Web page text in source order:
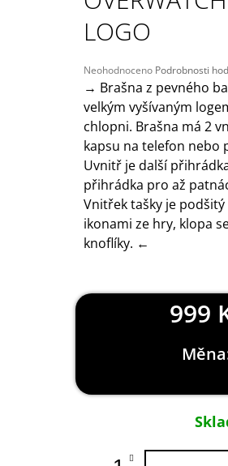
LOGO
Průměrné
hodnocení
produktu
je
0,0
z
hvězdiček.
Neohodnoceno Podrobnosti
→ Brašna z pevného
velkým vyšívaným
chlopni. Brašna má 2
kapsu na telefon nebo
Uvnitř je další
přihrádka pro až
Vnitřek tašky je
ikonami ze hry, klopa
knoflíky. ←
999
Měrná
149 Kč